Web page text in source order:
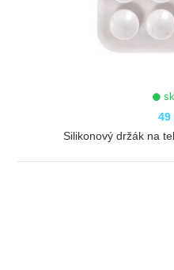
49
Silikonový držák na